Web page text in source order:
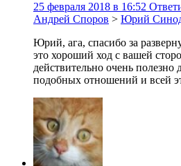
25 февраля 2018 в 16:52
Андрей Споров > Юрий
Юрий, ага, спасибо за
это хороший ход с вашей
действительно очень полезно
подобных отношений и всей